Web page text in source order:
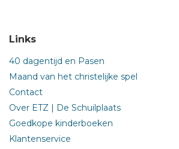
Links
40 dagentijd en Pasen
Maand van het christelijke spel
Contact
Over ETZ | De Schuilplaats
Goedkope kinderboeken
Klantenservice